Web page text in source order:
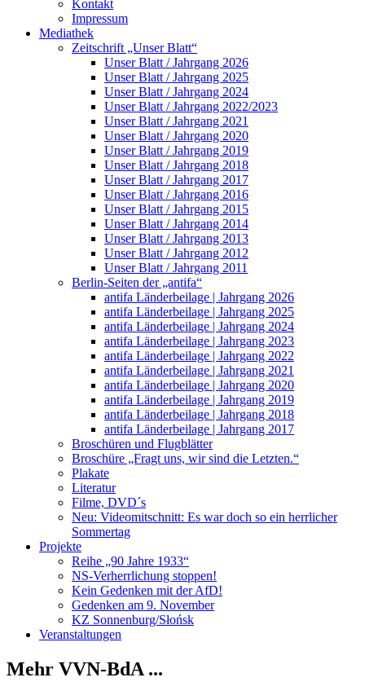
Kontakt
Impressum
Mediathek
Zeitschrift „Unser Blatt“
Unser Blatt / Jahrgang 2026
Unser Blatt / Jahrgang 2025
Unser Blatt / Jahrgang 2024
Unser Blatt / Jahrgang 2022/2023
Unser Blatt / Jahrgang 2021
Unser Blatt / Jahrgang 2020
Unser Blatt / Jahrgang 2019
Unser Blatt / Jahrgang 2018
Unser Blatt / Jahrgang 2017
Unser Blatt / Jahrgang 2016
Unser Blatt / Jahrgang 2015
Unser Blatt / Jahrgang 2014
Unser Blatt / Jahrgang 2013
Unser Blatt / Jahrgang 2012
Unser Blatt / Jahrgang 2011
Berlin-Seiten der „antifa“
antifa Länderbeilage | Jahrgang 2026
antifa Länderbeilage | Jahrgang 2025
antifa Länderbeilage | Jahrgang 2024
antifa Länderbeilage | Jahrgang 2023
antifa Länderbeilage | Jahrgang 2022
antifa Länderbeilage | Jahrgang 2021
antifa Länderbeilage | Jahrgang 2020
antifa Länderbeilage | Jahrgang 2019
antifa Länderbeilage | Jahrgang 2018
antifa Länderbeilage | Jahrgang 2017
Broschüren und Flugblätter
Broschüre „Fragt uns, wir sind die Letzten.“
Plakate
Literatur
Filme, DVD´s
Neu: Videomitschnitt: Es war doch so ein herrlicher
Sommertag
Projekte
Reihe „90 Jahre 1933“
NS-Verherrlichung stoppen!
Kein Gedenken mit der AfD!
Gedenken am 9. November
KZ Sonnenburg/Słońsk
Veranstaltungen
Mehr VVN-BdA ...